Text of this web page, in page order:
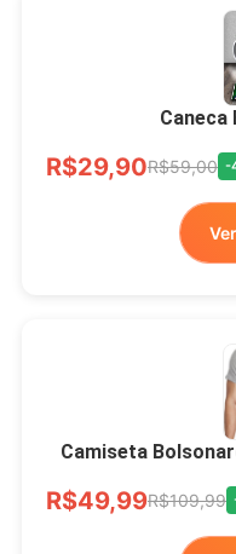
Caneca
R$29,90R$59,00 -
Camiseta
R$49,99R$109,99